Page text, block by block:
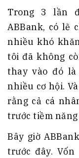
Trong 3 lần
ABBank, có lẽ
nhiều khó
tôi đã không
thay vào đó
nhiều cơ hội.
rằng cả cá
trước tiềm
Bây giờ
trước đây.